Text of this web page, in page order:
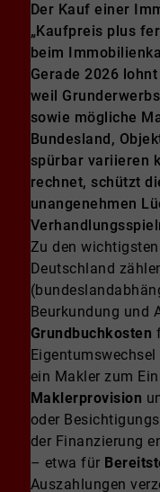
Der Kauf einer
„Kaufpreis plus
beim
Gerade 2026
weil
sowie mögliche
Bundesland,
spürbar variieren
rechnet, schützt
unangenehmen
Zu den
Deutschland
Beurkundung und
Grundbuchkosten
ein Makler zum
Maklerprovision
oder
der Finanzierung
– etwa für
Auszahlungen